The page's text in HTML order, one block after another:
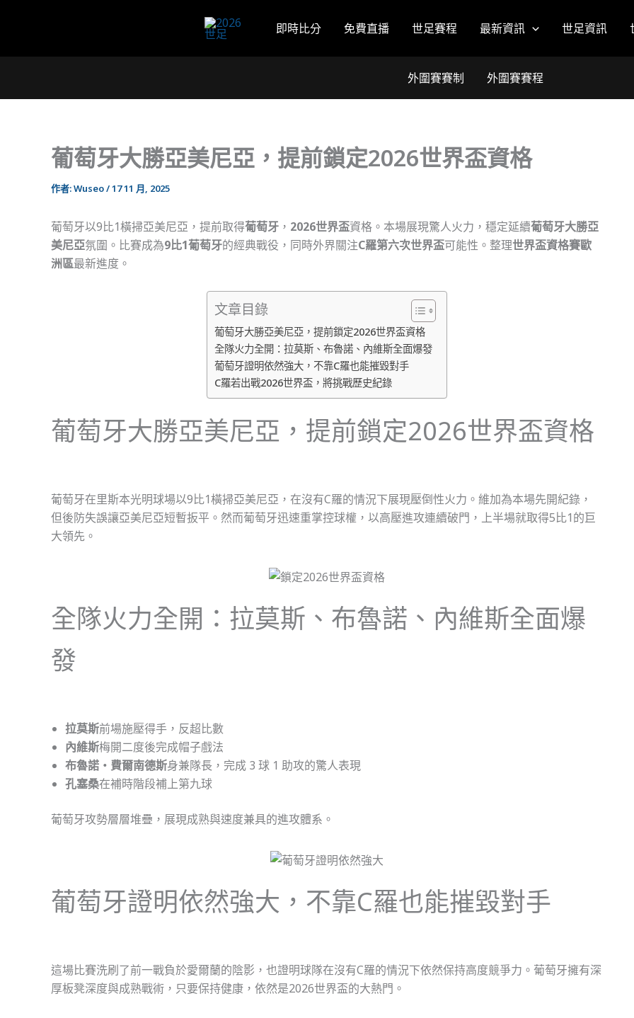
容
即時比分 免費直播 世足賽程 最新資訊 世足資訊
外圍賽賽制 外圍賽賽程
葡萄牙大勝亞美尼亞，提前鎖定2026世界盃資格
作者:Wuseo/17 11 月, 2025
葡萄牙以9比1橫掃亞美尼亞，提前取得葡萄牙 ， 2026世界盃資格。本場展現驚人火力，穩定延續葡萄牙大勝亞
美尼亞氛圍。比賽成為9比1葡萄牙的經典戰役，同時外界關注C羅第六次世界盃可能性。整理世界盃資格賽歐
洲區最新進度。
文章目錄
葡萄牙大勝亞美尼亞，提前鎖定2026世界盃資格
全隊火力全開：拉莫斯、布魯諾、內維斯全面爆發
葡萄牙證明依然強大，不靠C羅也能摧毀對手
C羅若出戰2026世界盃，將挑戰歷史紀錄
葡萄牙大勝亞美尼亞，提前鎖定2026世界盃資格
葡萄牙在里斯本光明球場以9比1橫掃亞美尼亞，在沒有C羅的情況下展現壓倒性火力。維加為本場先開紀錄，
但後防失誤讓亞美尼亞短暫扳平。然而葡萄牙迅速重掌控球權，以高壓進攻連續破門，上半場就取得5比1的巨
大領先。
全隊火力全開：拉莫斯、布魯諾、內維斯全面爆
發
拉莫斯前場施壓得手，反超比數
內維斯梅開二度後完成帽子戲法
布魯諾・費爾南德斯身兼隊長，完成 3 球 1 助攻的驚人表現
孔塞桑在補時階段補上第九球
葡萄牙攻勢層層堆疊，展現成熟與速度兼具的進攻體系。
葡萄牙證明依然強大，不靠C羅也能摧毀對手
這場比賽洗刷了前一戰負於愛爾蘭的陰影，也證明球隊在沒有C羅的情況下依然保持高度競爭力。葡萄牙擁有深
厚板凳深度與成熟戰術，只要保持健康，依然是2026世界盃的大熱門。